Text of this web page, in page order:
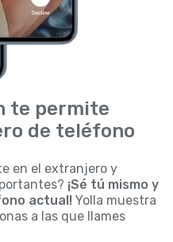
te permite
de teléfono
en el extranjero y
¡Sé tú mismo y
actual! Yolla muestra
a las que llames